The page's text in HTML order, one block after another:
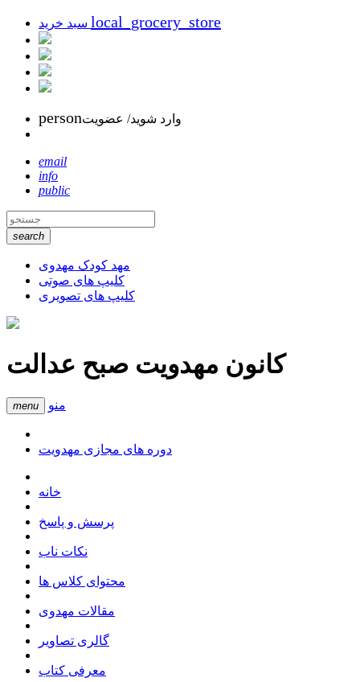
local_grocery_store
personوارد شوید/ عضویت
email
info
public
search
مهد کودک مهدوی
کلیپ های صوتی
کلیپ های تصویری
کانون مهدویت صبح عدالت
menu منو
دوره های مجازی مهدویت
خانه
پرسش و پاسخ
نکات ناب
محتوای کلاس ها
مقالات مهدوی
گالری تصاویر
معرفی کتاب